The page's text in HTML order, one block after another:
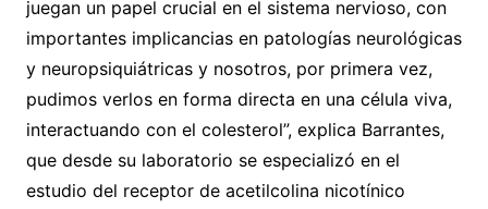
juegan un papel crucial en el sistema nervioso, con
importantes implicancias en patologías neurológicas
y neuropsiquiátricas y nosotros, por primera vez,
pudimos verlos en forma directa en una célula viva,
interactuando con el colesterol”, explica Barrantes,
que desde su laboratorio se especializó en el
estudio del receptor de acetilcolina nicotínico